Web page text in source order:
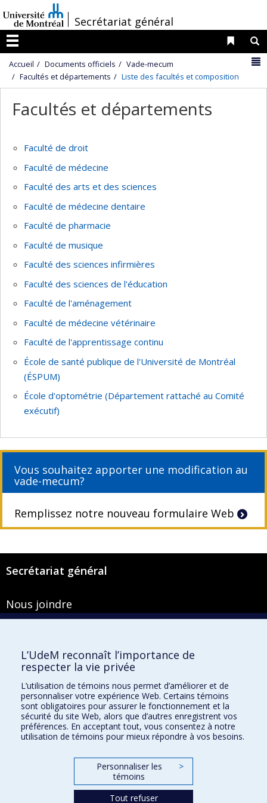
au
contenu
/
Secrétariat général
Menu
Liens
Accueil Documents officiels
Vade-mecum
Facultés et départements
Liste des facultés et composition
Facultés et départements
Faculté de droit
Faculté de médecine
Faculté des arts et des sciences
Faculté de médecine dentaire
Faculté de pharmacie
Faculté de musique
Faculté des sciences infirmières
Faculté des sciences de l'éducation
Faculté de l'aménagement
Faculté de médecine vétérinaire
Faculté de l'apprentissage continu
École de santé publique de l'Université de Montréal
(ÉSPUM)
École d'optométrie (Département rattaché au Comité
exécutif)
Vous souhaitez apporter une modification au
vade-mecum?
Remplissez notre nouveau formulaire Web
Secrétariat général
Nous joindre
Montréal (Québec) H3T 1J4
Courriel :secretariat-general@umontreal.ca
Admission
Plan du site
Accessibilité
Accès au portail sécurisé du Secrétariat général
Recherche dans le vade-mecum
L’UdeM reconnaît l’importance de
respecter la vie privée
L’utilisation de témoins nous permet d’améliorer et de
personnaliser votre expérience Web. Certains témoins
sont obligatoires pour assurer le fonctionnement et la
sécurité du site Web, alors que d’autres enregistrent vos
préférences. En acceptant tout, vous consentez à notre
utilisation de témoins pour mieux répondre à vos besoins.
Personnaliser les
témoins
>
Tout refuser